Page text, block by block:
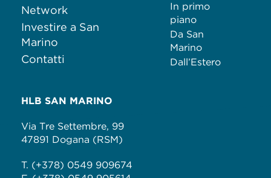
Network
Investire a San
Marino
Contatti
In primo
piano
Da San
Marino
Dall’Estero
HLB SAN MARINO
Via Tre Settembre, 99
47891 Dogana (RSM)
T. (+378) 0549 909674